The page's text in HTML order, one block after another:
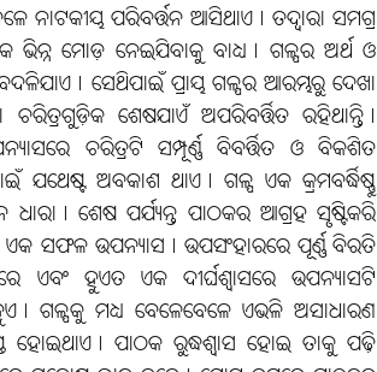
ନାଟକୀୟ ପରିବର୍ତ୍ତନ ଆସିଥାଏ। ତଦ୍ବାରା ସମଗ୍ର
ଭିନ୍ନ ମୋଡ଼ ନେଇଯିବାକୁ ବାଧ୍ୟ। ଗଳ୍ପର ଅର୍ଥ ଓ
ସେଥିପାଇଁ ପ୍ରାୟ ଗଳ୍ପର ଆରମ୍ଭରୁ ଦେଖା
ଚରିତ୍ରଗୁଡ଼ିକ ଶେଷଯାଏଁ ଅପରିବର୍ତ୍ତିତ ରହିଥାନ୍ତି।
ଚରିତ୍ରଟି ସମ୍ପୂର୍ଣ୍ଣ ବିବର୍ତ୍ତିତ ଓ ବିକଶିତ
ଯଥେଷ୍ଟ ଅବକାଶ ଥାଏ। ଗଳ୍ପ ଏକ କ୍ରମବର୍ଦ୍ଧିଷ୍ଣୁ
ଧାରା। ଶେଷ ପର୍ଯ୍ୟନ୍ତ ପାଠକର ଆଗ୍ରହ ସୃଷ୍ଟିକରି
ଏକ ସଫଳ ଉପନ୍ୟାସ। ଉପସଂହାରରେ ପୂର୍ଣ୍ଣ ବିରତି
ଏବଂ ହୁଏତ ଏକ ଦୀର୍ଘଶ୍ବାସରେ ଉପନ୍ୟାସଟି
ଗଳ୍ପକୁ ମଧ୍ୟ ବେଳେବେଳେ ଏଭଳି ଅସାଧାରଣ
ହୋଇଥାଏ। ପାଠକ ରୁଦ୍ଧଶ୍ବାସ ହୋଇ ତାକୁ ପଢ଼ି